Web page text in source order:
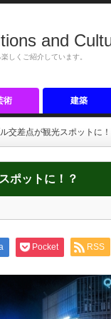
and
しくご紹介しています。
術 建築
交差点が観光スポットに！
ポットに！？
Pocket RSS